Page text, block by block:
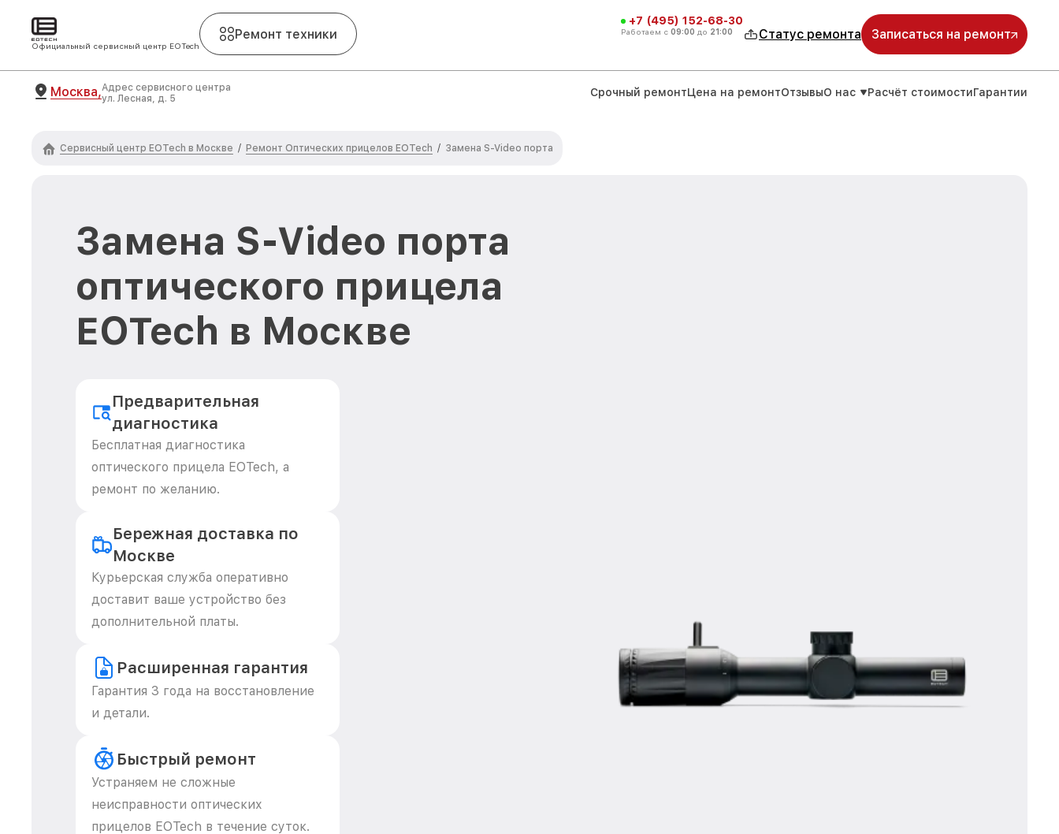
Официальный сервисный центр EOTech
Ремонт техники
+7 (495) 152-68-30
Работаем с 09:00 до 21:00 Статус ремонта Записаться на ремонт
Москва,Адрес сервисного центра
ул. Лесная, д. 5
Срочный ремонтЦена на ремонтОтзывыО нас Расчёт стоимостиГарантии
Сервисный центр EOTech в Москве / Ремонт Оптических прицелов EOTech / Замена S-Video порта
Замена S-Video порта
оптического прицела
EOTech в Москве
Предварительная
диагностика
Бесплатная диагностика
оптического прицела EOTech, а
ремонт по желанию.
Бережная доставка по
Москве
Курьерская служба оперативно
доставит ваше устройство без
дополнительной платы.
Расширенная гарантия
Гарантия 3 года на восстановление
и детали.
Быстрый ремонт
Устраняем не сложные
неисправности оптических
прицелов EOTech в течение суток.